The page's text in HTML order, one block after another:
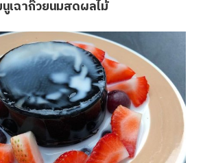
นูเฉาก๊วยนมสดผลไม้